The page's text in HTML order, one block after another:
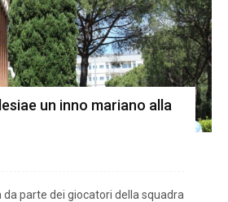
un inno mariano alla
da parte dei giocatori della squadra